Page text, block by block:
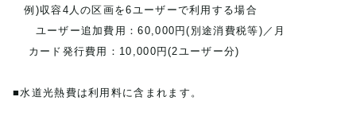
例)収容4人の区画を6ユーザーで利用する場合
ユーザー追加費用：60,000円(別途消費税等)／月
カード発行費用：10,000円(2ユーザー分)
■水道光熱費は利用料に含まれます。